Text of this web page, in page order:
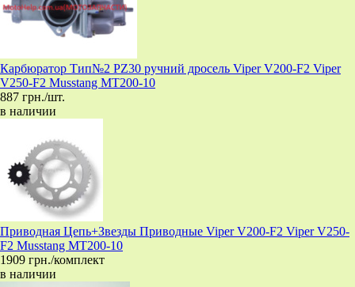
Карбюратор Тип№2 PZ30 ручний дросель Viper V200-F2 Viper
V250-F2 Musstang MT200-10
887 грн./шт.
в наличии
Приводная Цепь+Звезды Приводные Viper V200-F2 Viper V250-
F2 Musstang MT200-10
1909 грн./комплект
в наличии